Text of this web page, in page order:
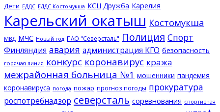
Дети ЕДДС ЕДДС Костомукша КСЦ Дружба Карелия
Карельский окатыш Костомукша
МВД МЧС Новый год ПАО "Северсталь" Полиция Спорт
Финляндия авария администрация КГО безопасность
горячая линия конкурс коронавирус кража
межрайонная больница №1 мошенники пандемия
коронавируса погода пожар прогноз погоды прокуратура
роспотребнадзор северсталь соревнования спортивная